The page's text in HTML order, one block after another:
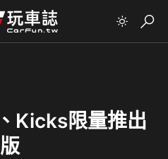
Kicks限量推出